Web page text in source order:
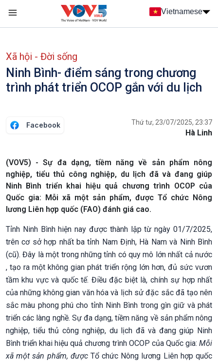
Nhảy đến nội dung
Vietnamese
Xã hội - Đời sống
Ninh Bình- điểm sáng trong chương
trình phát triển OCOP gắn với du lịch
Facebook Thứ tư, 23/07/2025, 23:37
Hà Linh
(VOV5) - Sự đa dạng, tiềm năng về sản phẩm nông
nghiệp, tiểu thủ công nghiệp, du lịch đã và đang giúp
Ninh Bình triển khai hiệu quả chương trình OCOP của
Quốc gia: Mỗi xã một sản phẩm, được Tổ chức Nông
lương Liên hợp quốc (FAO) đánh giá cao.
Tỉnh Ninh Bình hiện nay được thành lập từ ngày 01/7/2025,
trên cơ sở hợp nhất ba tỉnh Nam Định, Hà Nam và Ninh Bình
(cũ). Đây là một trong những tỉnh có quy mô lớn nhất cả nước
, tạo ra một không gian phát triển rộng lớn hơn, đủ sức vươn
tầm khu vực và quốc tế. Điều đặc biệt là, chính sự hợp nhất
của những không gian văn hóa và lịch sử đặc sắc đã tạo nên
sắc màu phong phú cho tỉnh Ninh Bình trong gìn giữ và phát
triển các làng nghề. Sự đa dạng, tiềm năng về sản phẩm nông
nghiệp, tiểu thủ công nghiệp, du lịch đã và đang giúp Ninh
Bình triển khai hiệu quả chương trình OCOP của Quốc gia: Mỗi
xã một sản phẩm, được Tổ chức Nông lương Liên hợp quốc